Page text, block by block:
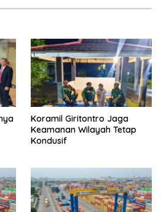
Koramil Giritontro Jaga
Keamanan Wilayah Tetap
Kondusif